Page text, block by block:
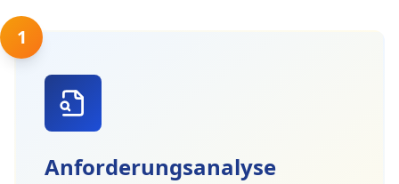
1
Anforderungsanalyse